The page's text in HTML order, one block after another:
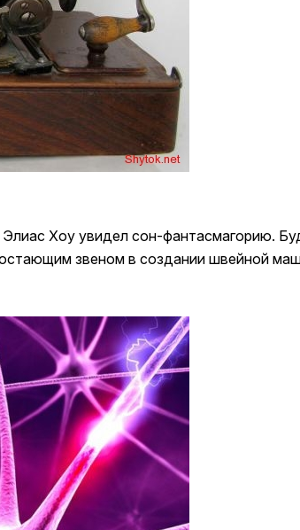
Хоу увидел сон-фантасмагорию.
звеном в создании швейной